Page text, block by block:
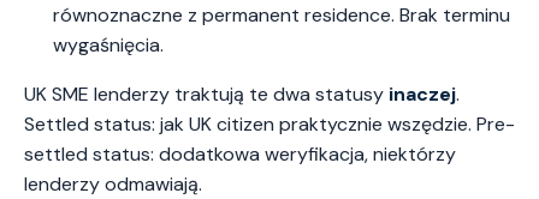
równoznaczne z permanent residence. Brak terminu
wygaśnięcia.
UK SME lenderzy traktują te dwa statusy inaczej.
Settled status: jak UK citizen praktycznie wszędzie. Pre-
settled status: dodatkowa weryfikacja, niektórzy
lenderzy odmawiają.